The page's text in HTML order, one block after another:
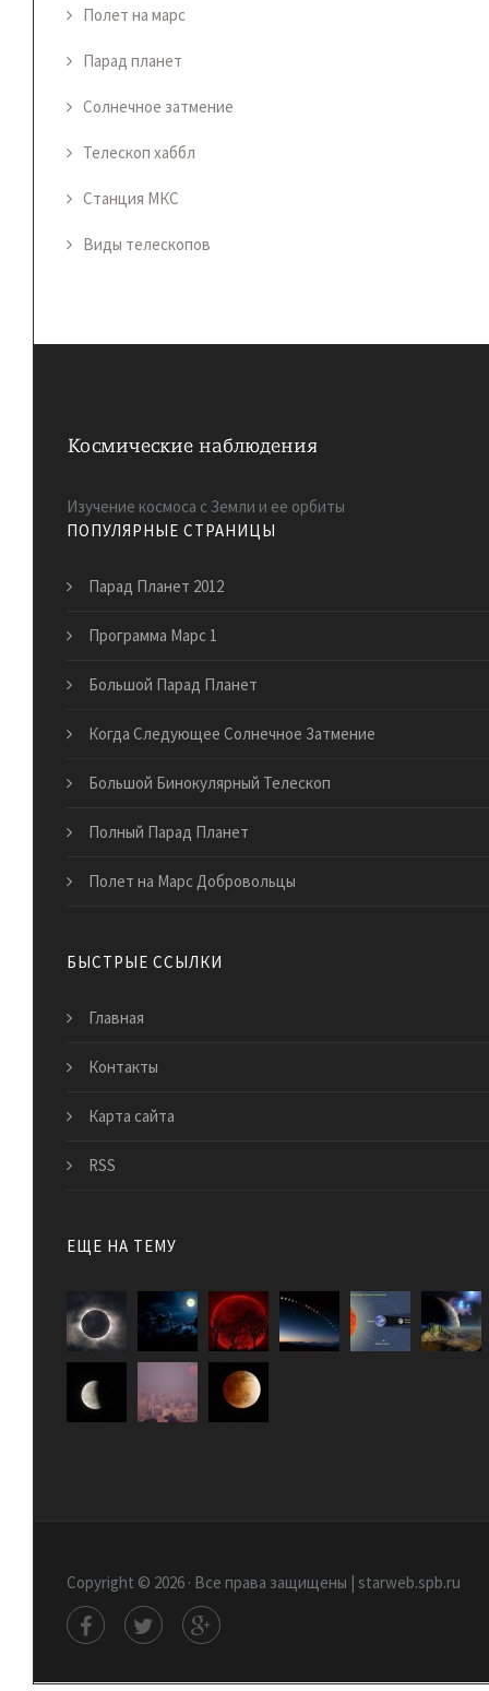
Полет на марс
Парад планет
Солнечное затмение
Телескоп хаббл
Станция МКС
Виды телескопов
Изучение космоса с Земли и ее орбиты
ПОПУЛЯРНЫЕ СТРАНИЦЫ
Парад Планет 2012
Программа Марс 1
Большой Парад Планет
Когда Следующее Солнечное Затмение
Большой Бинокулярный Телескоп
Полный Парад Планет
Полет на Марс Добровольцы
БЫСТРЫЕ ССЫЛКИ
Главная
Контакты
Карта сайта
RSS
ЕЩЕ НА ТЕМУ
Copyright © 2026 · Все права защищены | starweb.spb.ru